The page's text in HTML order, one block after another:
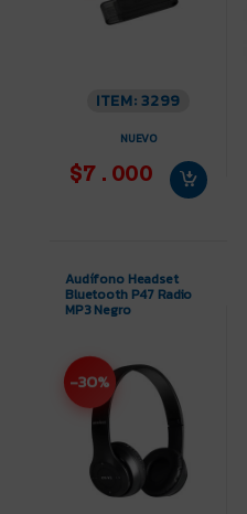
ITEM: 3299
NUEVO
$7.000
Audífono Headset
Bluetooth P47 Radio
MP3 Negro
-30%